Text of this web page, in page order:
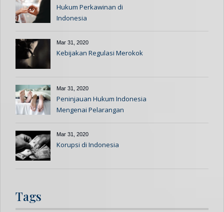
Hukum Perkawinan di
Indonesia
Mar 31, 2020
Kebijakan Regulasi Merokok
Mar 31, 2020
Peninjauan Hukum Indonesia
Mengenai Pelarangan
Mar 31, 2020
Korupsi di Indonesia
Tags